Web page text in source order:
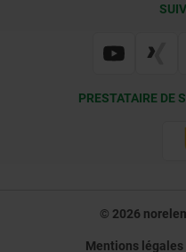
PRESTATAIRE DE
© 2026
Mentions légales